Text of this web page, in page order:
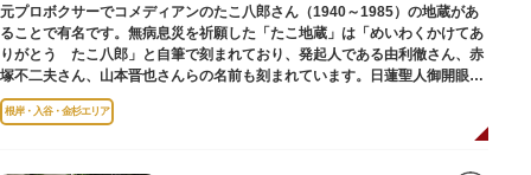
元プロボクサーでコメディアンのたこ八郎さん（1940～1985）の地蔵があ
ることで有名です。無病息災を祈願した「たこ地蔵」は「めいわくかけてあ
りがとう たこ八郎」と自筆で刻まれており、発起人である由利徹さん、赤
塚不二夫さん、山本晋也さんらの名前も刻まれています。日蓮聖人御開眼の
毘沙門天を奉安しています。
根岸・入谷・金杉エリア